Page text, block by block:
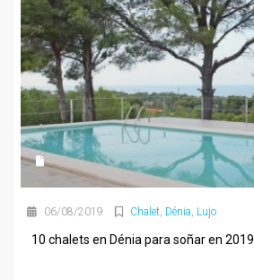
06/08/2019 Chalet, Dénia, Lujo
10 chalets en Dénia para soñar en 2019